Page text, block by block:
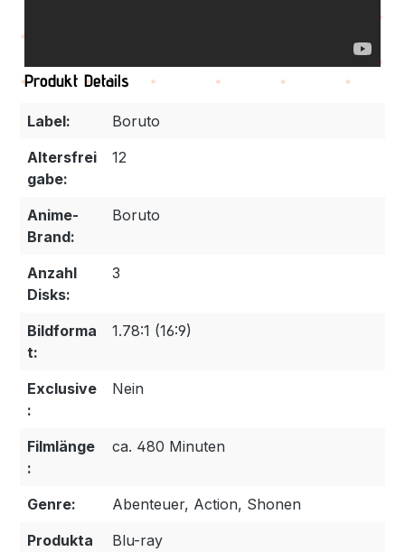
Produkt Details
Label:
Boruto
Altersfrei
gabe:
12
Anime-
Brand:
Boruto
Anzahl
Disks:
3
Bildforma
t:
1.78:1 (16:9)
Exclusive
:
Nein
Filmlänge
:
ca. 480 Minuten
Genre:
Abenteuer, Action, Shonen
Produkta
Blu-ray